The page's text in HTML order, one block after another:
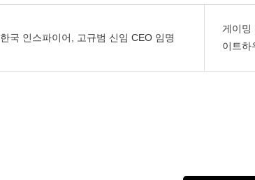
한국 인스파이어, 고규범 신임 CEO 임명
게이밍
이트하